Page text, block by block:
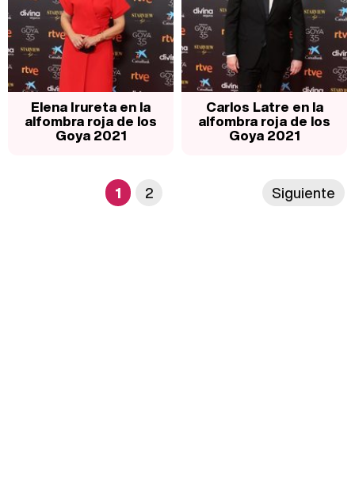
Elena Irureta en la
alfombra roja de los
Goya 2021
Carlos Latre en la
alfombra roja de los
Goya 2021
1 2 Siguiente